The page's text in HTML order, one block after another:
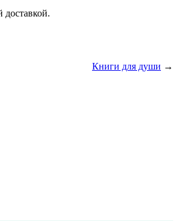
Книги для души →